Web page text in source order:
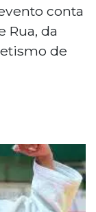
conta
Rua, da
de